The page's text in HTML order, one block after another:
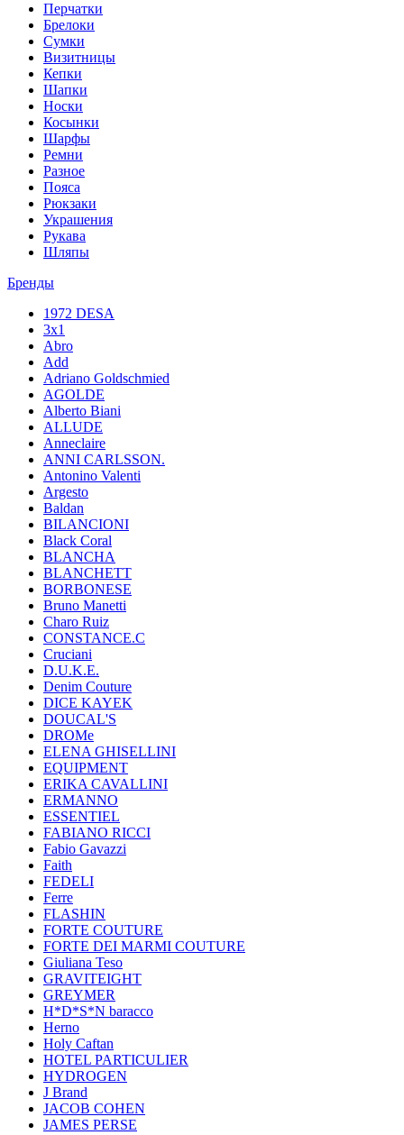
Перчатки
Брелоки
Сумки
Визитницы
Кепки
Шапки
Носки
Косынки
Шарфы
Ремни
Разное
Пояса
Рюкзаки
Украшения
Рукава
Шляпы
Бренды
1972 DESA
3x1
Abro
Add
Adriano Goldschmied
AGOLDE
Alberto Biani
ALLUDE
Anneclaire
ANNI CARLSSON.
Antonino Valenti
Argesto
Baldan
BILANCIONI
Black Coral
BLANCHA
BLANCHETT
BORBONESE
Bruno Manetti
Charo Ruiz
CONSTANCE.C
Cruciani
D.U.K.E.
Denim Couture
DICE KAYEK
DOUCAL'S
DROMe
ELENA GHISELLINI
EQUIPMENT
ERIKA CAVALLINI
ERMANNO
ESSENTIEL
FABIANO RICCI
Fabio Gavazzi
Faith
FEDELI
Ferre
FLASHIN
FORTE COUTURE
FORTE DEI MARMI COUTURE
Giuliana Teso
GRAVITEIGHT
GREYMER
H*D*S*N baracco
Herno
Holy Caftan
HOTEL PARTICULIER
HYDROGEN
J Brand
JACOB COHEN
JAMES PERSE